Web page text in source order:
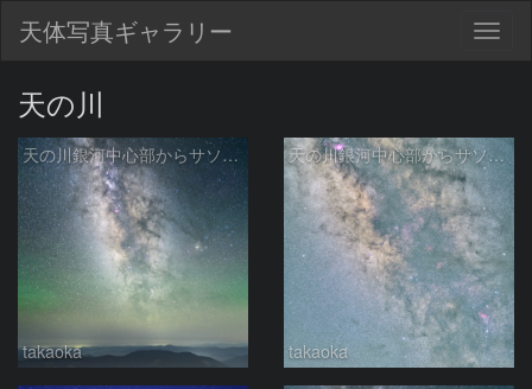
天体写真ギャラリー
天の川
天の川銀河中心部からサソリ座尾部付近
takaoka
天の川銀河中心部からサソリ座尾部付近
takaoka